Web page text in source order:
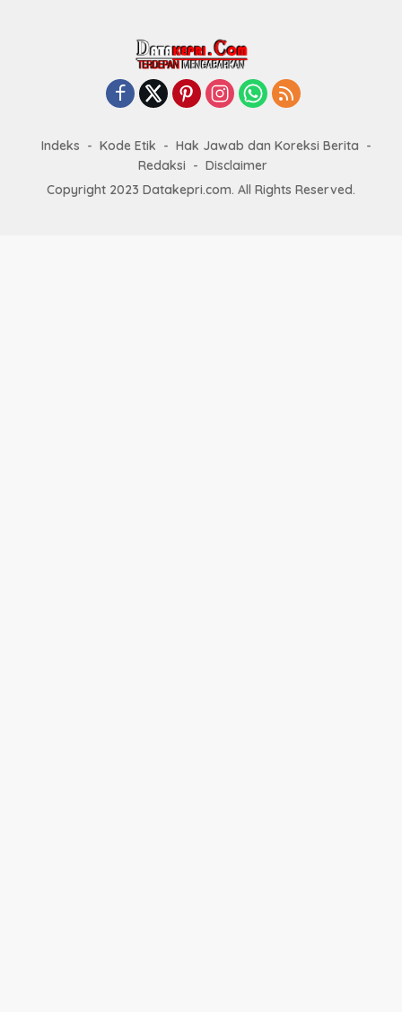
Indeks Kode Etik
Hak Jawab dan Koreksi Berita
Redaksi
Disclaimer
Copyright 2023 Datakepri.com. All Rights Reserved.